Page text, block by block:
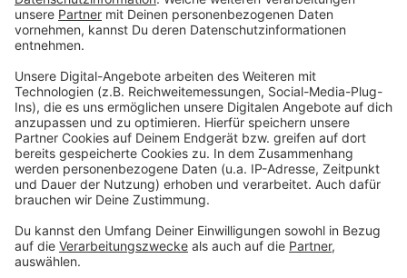
Umbau des Bestands, ein zusätzlicher
Erweiterungsbau samt Mensa für das gesamte
Schulzentrum sowie die Sanierung des Schulhofes
vorgesehen. Dazu sind jeweils gesonderte
Baubeschlüsse des Rates notwendig.
Anzeige
Rat beschließt Fortführung der
Videoüberwachung
Anzeige